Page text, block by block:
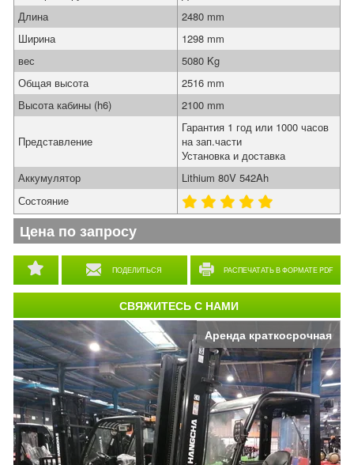
Аренда краткосрочная
ПОДЕЛИТЬСЯ РАСПЕЧАТАТЬ В ФОРМАТЕ PDF
Длина
2480 mm
Ширина
1298 mm
вес
5080 Kg
Общая высота
2516 mm
Высота кабины (h6)
2100 mm
Представление
Гарантия 1 год или 1000 часов
на зап.части
Установка и доставка
Аккумулятор
Lithium 80V 542Ah
Состояние
Цена по запросу
СВЯЖИТЕСЬ С НАМИ